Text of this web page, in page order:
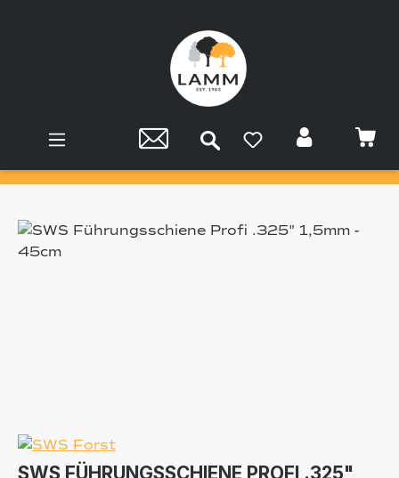
Bildergalerie überspringen
SWS FÜHRUNGSSCHIENE PROFI .325"